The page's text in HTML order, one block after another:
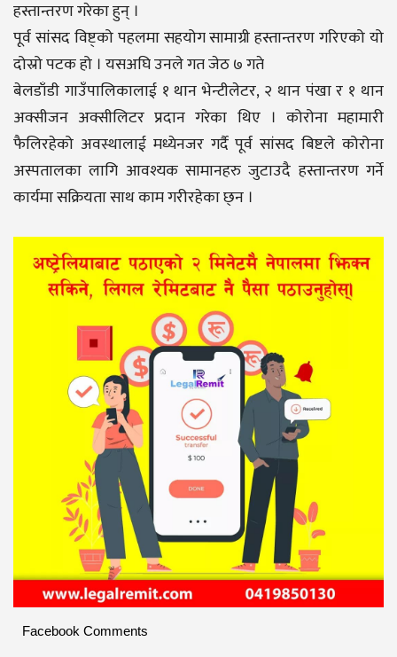
हस्तान्तरण गरेका हुन् ।
पूर्व सांसद विष्ट्को पहलमा सहयोग सामाग्री हस्तान्तरण गरिएको यो
दोस्रो पटक हो । यसअघि उनले गत जेठ ७ गते
बेलडाँडी गाउँपालिकालाई १ थान भेन्टीलेटर, २ थान पंखा र १ थान
अक्सीजन अक्सीलिटर प्रदान गरेका थिए । कोरोना महामारी
फैलिरहेको अवस्थालाई मध्येनजर गर्दै पूर्व सांसद बिष्टले कोरोना
अस्पतालका लागि आवश्यक सामानहरु जुटाउदै हस्तान्तरण गर्ने
कार्यमा सक्रियता साथ काम गरीरहेका छ्न ।
Facebook Comments